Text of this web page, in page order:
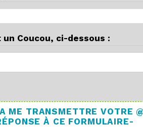
Coucou, ci-dessous :
ME TRANSMETTRE VOTRE
À CE FORMULAIRE-